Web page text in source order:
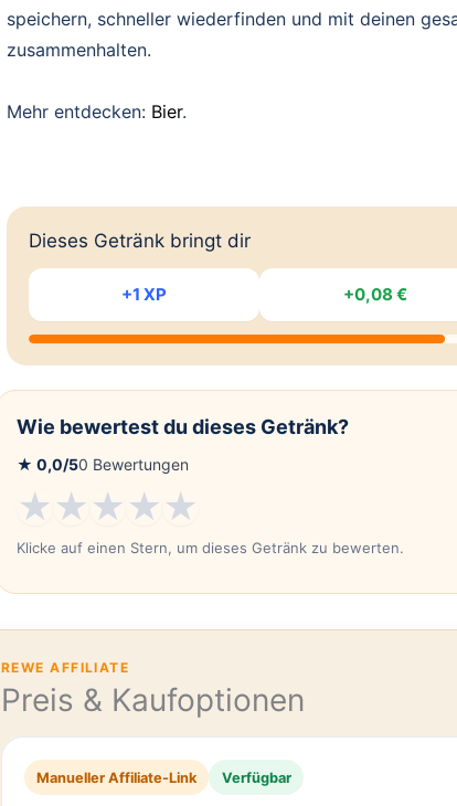
speichern, schneller wiederfinden und mit deinen
zusammenhalten.
Mehr entdecken: Bier.
Dieses Getränk bringt dir
+1 XP +0,08 €
Wie bewertest du dieses Getränk?
★ 0,0/50 Bewertungen
★★★★★
Klicke auf einen Stern, um dieses Getränk zu bewerten.
REWE AFFILIATE
Preis & Kaufoptionen
Manueller Affiliate-Link Verfügbar